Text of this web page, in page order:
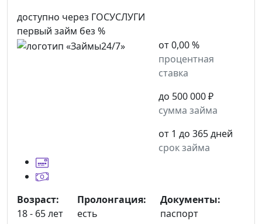
доступно через ГОСУСЛУГИ
первый займ без %
от 0,00 %
процентная
ставка
до 500 000 ₽
сумма займа
от 1 до 365 дней
срок займа
Возраст:
18 - 65 лет
Пролонгация:
есть
Документы:
паспорт